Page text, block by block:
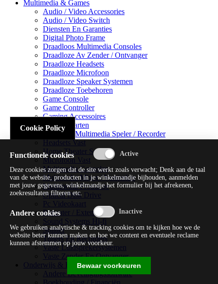
Multimedia & Games
Audio / Video Accessories
Audio / Video Switch
Diensten En Garanties
Digital Photo Frame
Draadloos Multimedia Consoles
Draadloze Av Zender / Ontvanger
Draadloze Headsets
Draadloze Microfoon
Draadloze Speaker Systemen
Draadloze Toebehoren
Game Console
Game Controller
Gaming Accessoires
Geluidskaarten
Handheld Multimedia Speler / Recorder
Headsets Vast
Home Theater Systems
Microfoon Vast
Multimedia Consoles
Multimedia Mixer / Versterker
Multimedia Productie
Optical Disk Drive
Pc Videokaart
Repeater / Extender
Sound Systems Hi-fi
Splitter
Tuners En Recorders
Vaste Luidsprekersystemen
Vaste Zender En Ontvanger
Onderwijs & Recreatie
Andere Beveiligingssoftware
Cookie Policy
Functionele cookies
Deze cookies zorgen dat de site werkt zoals verwacht; Denk aan de taal
van de website, producten in je winkelmandje bijhouden, aanmelden
met jouw gegevens, winkelmandje het formulier bij het afrekenen,
zoekresultaten filteren etc.
Andere cookies
We gebruiken analytische & tracking cookies om te kijken hoe we de
website beter kunnen maken en hoe we content en eventuele reclame
kunnen afstemmen op jouw voorkeur.
Bewaar voorkeuren